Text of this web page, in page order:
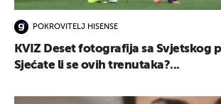
POKROVITELJ HISENSE
KVIZ Deset fotografija sa Svjetskog
Sjećate li se ovih trenutaka?...